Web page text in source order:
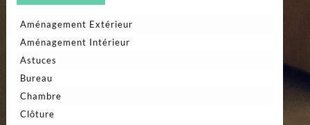
Aménagement Extérieur
Aménagement Intérieur
Astuces
Bureau
Chambre
Clôture